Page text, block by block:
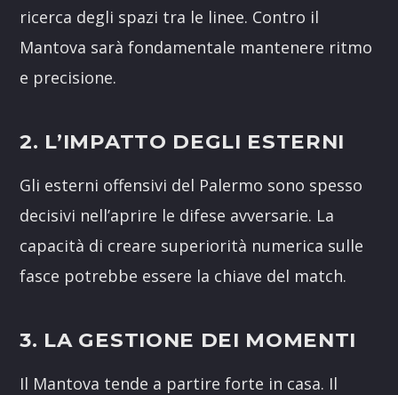
ricerca degli spazi tra le linee. Contro il
Mantova sarà fondamentale mantenere ritmo
e precisione.
2. L’IMPATTO DEGLI ESTERNI
Gli esterni offensivi del Palermo sono spesso
decisivi nell’aprire le difese avversarie. La
capacità di creare superiorità numerica sulle
fasce potrebbe essere la chiave del match.
3. LA GESTIONE DEI MOMENTI
Il Mantova tende a partire forte in casa. Il